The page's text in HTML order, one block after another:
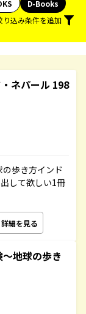
D-Books
り込み条件を追加
ネパール 198
歩き方インド
して欲しい1冊
詳細を見る
地球の歩き